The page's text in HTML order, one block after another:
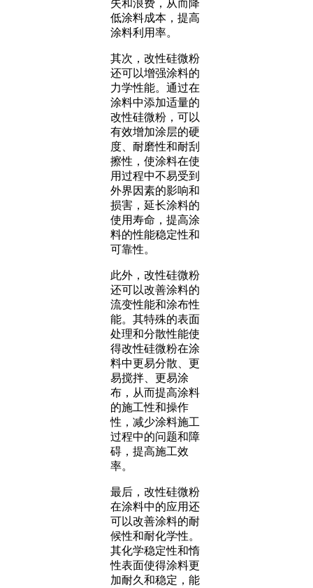
失和浪费，从而降
低涂料成本，提高
涂料利用率。
其次，改性硅微粉
还可以增强涂料的
力学性能。通过在
涂料中添加适量的
改性硅微粉，可以
有效增加涂层的硬
度、耐磨性和耐刮
擦性，使涂料在使
用过程中不易受到
外界因素的影响和
损害，延长涂料的
使用寿命，提高涂
料的性能稳定性和
可靠性。
此外，改性硅微粉
还可以改善涂料的
流变性能和涂布性
能。其特殊的表面
处理和分散性能使
得改性硅微粉在涂
料中更易分散、更
易搅拌、更易涂
布，从而提高涂料
的施工性和操作
性，减少涂料施工
过程中的问题和障
碍，提高施工效
率。
最后，改性硅微粉
在涂料中的应用还
可以改善涂料的耐
候性和耐化学性。
其化学稳定性和惰
性表面使得涂料更
加耐久和稳定，能